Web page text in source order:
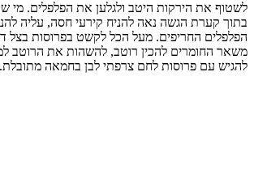
לשטוף את הירקות היטב ולגלען את הפלפלים. מי
בתוך קערת הגשה נאה להניח קירעי חסה, עליה
הפלפלים החריפים. מעל הכל לקשט בפרוסות בצל
משאר החומרים להכין רוטב, להשהות את הרוטב
להגיש עם פרוסות לחם צרפתי לבן בחמאה מתובלת.